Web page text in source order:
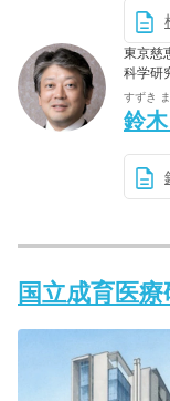
東京慈
科学研
すずき
鈴
国立成育医